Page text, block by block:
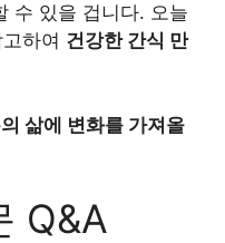
수 있을 겁니다. 오늘
하여 건강한 간식 만
삶에 변화를 가져올
Q&A